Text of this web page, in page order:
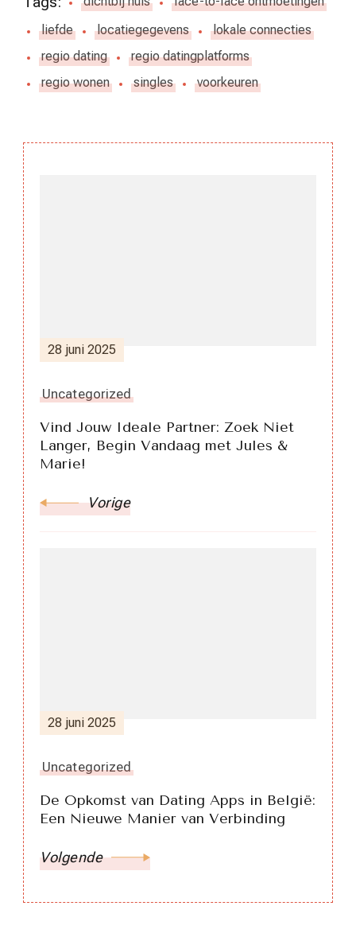
liefde
locatiegegevens
lokale connecties
regio dating
regio datingplatforms
regio wonen
singles voorkeuren
28 juni 2025
Uncategorized
Vind Jouw Ideale Partner: Zoek Niet
Langer, Begin Vandaag met Jules &
Marie!
Vorige
28 juni 2025
Uncategorized
De Opkomst van Dating Apps in België:
Een Nieuwe Manier van Verbinding
Volgende